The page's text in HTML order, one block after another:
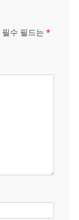
필수 필드는 *